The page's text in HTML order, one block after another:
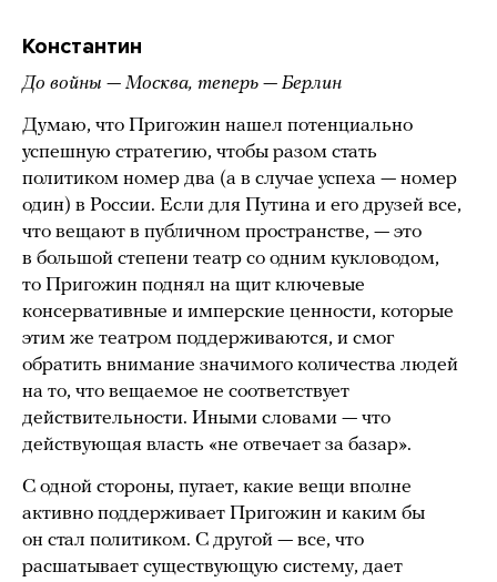
Константин
До войны — Москва, теперь — Берлин
Думаю, что Пригожин нашел потенциально
успешную стратегию, чтобы разом стать
политиком номер два (а в случае успеха — номер
один) в России. Если для Путина и его друзей все,
что вещают в публичном пространстве, — это
в большой степени театр со одним кукловодом,
то Пригожин поднял на щит ключевые
консервативные и имперские ценности, которые
этим же театром поддерживаются, и смог
обратить внимание значимого количества людей
на то, что вещаемое не соответствует
действительности. Иными словами — что
действующая власть «не отвечает за базар».
С одной стороны, пугает, какие вещи вполне
активно поддерживает Пригожин и каким бы
он стал политиком. С другой — все, что
расшатывает существующую систему, дает